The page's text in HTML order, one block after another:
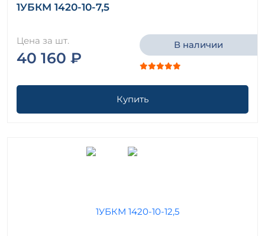
1УБКМ 1420-10-7,5
Цена за шт.
40 160 ₽
В наличии
Купить